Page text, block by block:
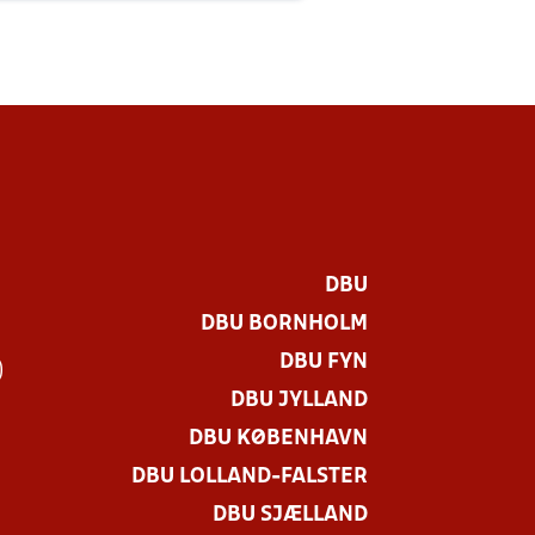
DBU
DBU BORNHOLM
DBU FYN
DBU JYLLAND
DBU KØBENHAVN
DBU LOLLAND-FALSTER
DBU SJÆLLAND